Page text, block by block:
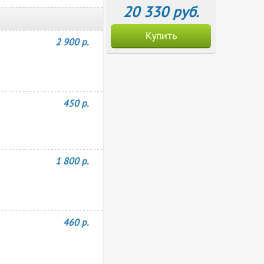
2 900 р.
450 р.
1 800 р.
460 р.
20 330 руб.
Купить